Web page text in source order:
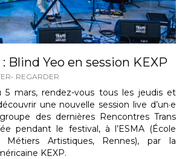
Blind Yeo en session KEXP
REGARDER
5 mars, rendez-vous tous les jeudis et
une nouvelle session live d’un·e
des dernières Rencontres Trans
pendant le festival, à l’ESMA (École
Métiers Artistiques, Rennes), par la
KEXP.